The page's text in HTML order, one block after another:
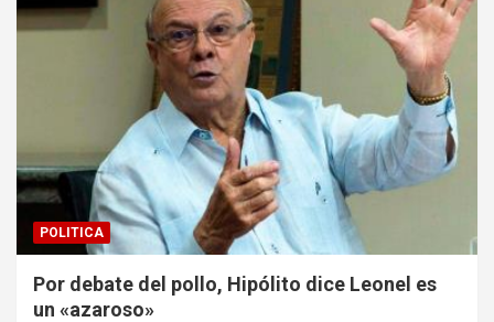
POLITICA
Por debate del pollo, Hipólito dice Leonel es
un «azaroso»